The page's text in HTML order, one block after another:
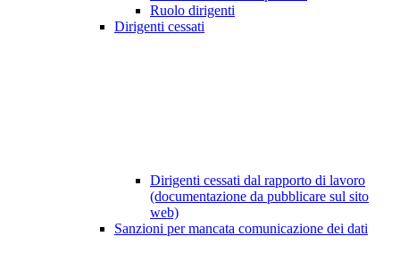
Ruolo dirigenti
Dirigenti cessati
Dirigenti cessati dal rapporto di lavoro
(documentazione da pubblicare sul sito
web)
Sanzioni per mancata comunicazione dei dati